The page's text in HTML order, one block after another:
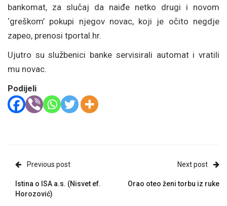
bankomat, za slučaj da naiđe netko drugi i novom
‘greškom’ pokupi njegov novac, koji je očito negdje
zapeo, prenosi tportal.hr.
Ujutro su službenici banke servisirali automat i vratili
mu novac.
Podijeli
Previous post
Istina o ISA a.s. (Nisvet ef.
Horozović)
Next post
Orao oteo ženi torbu iz ruke